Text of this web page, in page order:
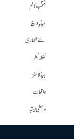
منتخب کالم
میڈیا واچ
نئے لکھاری
نقطہ نظر
ہیڈلائنز
واقعات
وسطی ایشیا